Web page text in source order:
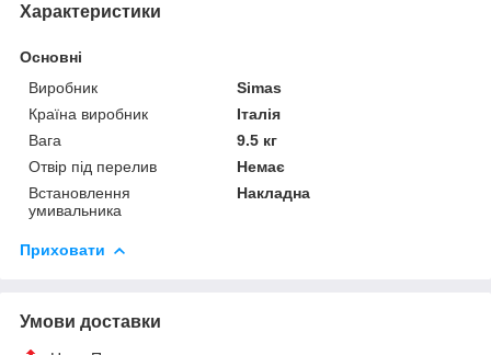
Характеристики
Основні
Виробник
Simas
Країна виробник
Італія
Вага
9.5 кг
Отвір під перелив
Немає
Встановлення
умивальника
Накладна
Приховати
Умови доставки